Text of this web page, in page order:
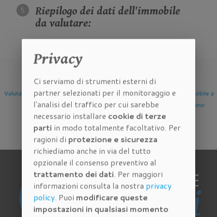
Riepilogo dei dati dell'immobile
da valutare:
Valutazione Immobile a
Firenze
Valutazione Immobile a
Scandicci
Valutazione Immobile a
Sesto Fiorentino
Privacy
Ci serviamo di strumenti esterni di
partner selezionati per il monitoraggio e
l'analisi del traffico per cui sarebbe
necessario installare cookie di terze
parti in modo totalmente facoltativo. Per
ragioni di protezione e sicurezza
richiediamo anche in via del tutto
opzionale il consenso preventivo al
trattamento dei dati. Per maggiori
informazioni consulta la nostra privacy
policy. Puoi modificare queste
impostazioni in qualsiasi momento